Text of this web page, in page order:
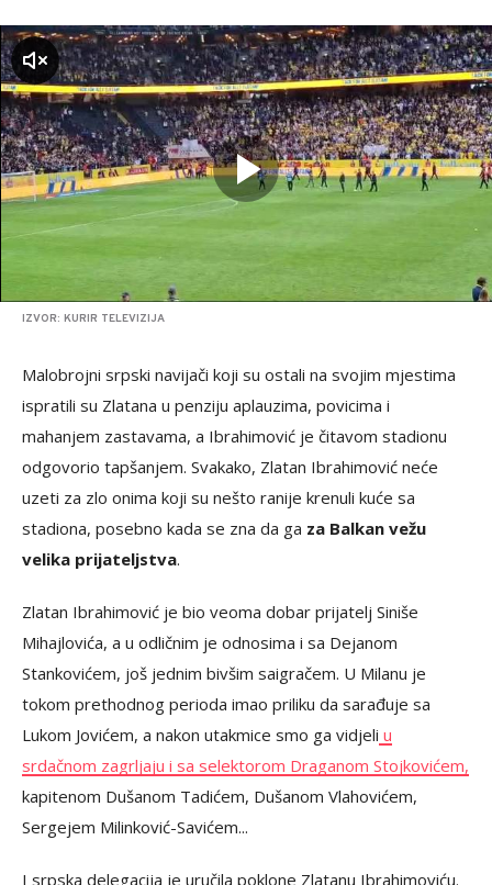
IZVOR: KURIR TELEVIZIJA
Malobrojni srpski navijači koji su ostali na svojim mjestima
ispratili su Zlatana u penziju aplauzima, povicima i
mahanjem zastavama, a Ibrahimović je čitavom stadionu
odgovorio tapšanjem. Svakako, Zlatan Ibrahimović neće
uzeti za zlo onima koji su nešto ranije krenuli kuće sa
stadiona, posebno kada se zna da ga za Balkan vežu
velika prijateljstva.
Zlatan Ibrahimović je bio veoma dobar prijatelj Siniše
Mihajlovića, a u odličnim je odnosima i sa Dejanom
Stankovićem, još jednim bivšim saigračem. U Milanu je
tokom prethodnog perioda imao priliku da sarađuje sa
Lukom Jovićem, a nakon utakmice smo ga vidjeli u
srdačnom zagrljaju i sa selektorom Draganom Stojkovićem,
kapitenom Dušanom Tadićem, Dušanom Vlahovićem,
Sergejem Milinković-Savićem...
I srpska delegacija je uručila poklone Zlatanu Ibrahimoviću.